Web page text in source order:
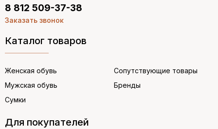
Каталог товаров
Женская обувь
Мужская обувь
Сумки
Сопутствующие товары
Бренды
Для покупателей
8 812 509-37-38
Заказать звонок